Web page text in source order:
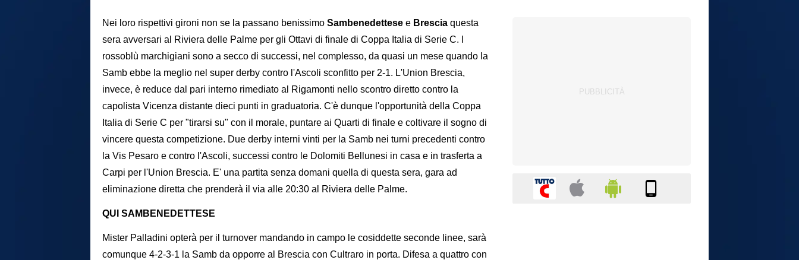
Nei loro rispettivi gironi non se la passano benissimo Sambenedettese e Brescia questa
sera avversari al Riviera delle Palme per gli Ottavi di finale di Coppa Italia di Serie C. I
rossoblù marchigiani sono a secco di successi, nel complesso, da quasi un mese quando la
Samb ebbe la meglio nel super derby contro l'Ascoli sconfitto per 2-1. L'Union Brescia,
invece, è reduce dal pari interno rimediato al Rigamonti nello scontro diretto contro la
capolista Vicenza distante dieci punti in graduatoria. C'è dunque l'opportunità della Coppa
Italia di Serie C per "tirarsi su" con il morale, puntare ai Quarti di finale e coltivare il sogno di
vincere questa competizione. Due derby interni vinti per la Samb nei turni precedenti contro
la Vis Pesaro e contro l'Ascoli, successi contro le Dolomiti Bellunesi in casa e in trasferta a
Carpi per l'Union Brescia. E' una partita senza domani quella di questa sera, gara ad
eliminazione diretta che prenderà il via alle 20:30 al Riviera delle Palme.
QUI SAMBENEDETTESE
Mister Palladini opterà per il turnover mandando in campo le cosiddette seconde linee, sarà
comunque 4-2-3-1 la Samb da opporre al Brescia con Cultraro in porta. Difesa a quattro con